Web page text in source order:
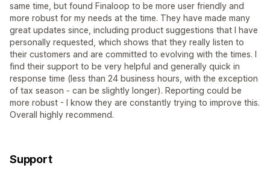
same time, but found Finaloop to be more user friendly and
more robust for my needs at the time. They have made many
great updates since, including product suggestions that I have
personally requested, which shows that they really listen to
their customers and are committed to evolving with the times. I
find their support to be very helpful and generally quick in
response time (less than 24 business hours, with the exception
of tax season - can be slightly longer). Reporting could be
more robust - I know they are constantly trying to improve this.
Overall highly recommend.
Support